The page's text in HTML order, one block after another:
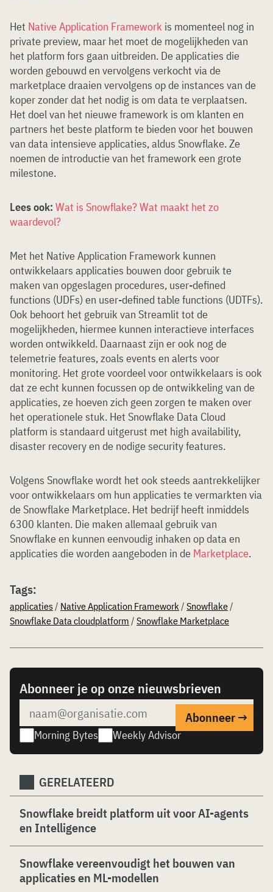
Het Native Application Framework is momenteel nog in
private preview, maar het moet de mogelijkheden van
het platform fors gaan uitbreiden. De applicaties die
worden gebouwd en vervolgens verkocht via de
marketplace draaien vervolgens op de instances van de
koper zonder dat het nodig is om data te verplaatsen.
Het doel van het nieuwe framework is om klanten en
partners het beste platform te bieden voor het bouwen
van data intensieve applicaties, aldus Snowflake. Ze
noemen de introductie van het framework een grote
milestone.
Lees ook: Wat is Snowflake? Wat maakt het zo
waardevol?
Met het Native Application Framework kunnen
ontwikkelaars applicaties bouwen door gebruik te
maken van opgeslagen procedures, user-defined
functions (UDFs) en user-defined table functions (UDTFs).
Ook behoort het gebruik van Streamlit tot de
mogelijkheden, hiermee kunnen interactieve interfaces
worden ontwikkeld. Daarnaast zijn er ook nog de
telemetrie features, zoals events en alerts voor
monitoring. Het grote voordeel voor ontwikkelaars is ook
dat ze echt kunnen focussen op de ontwikkeling van de
applicaties, ze hoeven zich geen zorgen te maken over
het operationele stuk. Het Snowflake Data Cloud
platform is standaard uitgerust met high availability,
disaster recovery en de nodige security features.
Volgens Snowflake wordt het ook steeds aantrekkelijker
voor ontwikkelaars om hun applicaties te vermarkten via
de Snowflake Marketplace. Het bedrijf heeft inmiddels
6300 klanten. Die maken allemaal gebruik van
Snowflake en kunnen eenvoudig inhaken op data en
applicaties die worden aangeboden in de Marketplace.
Tags:
applicaties/ Native Application Framework/ Snowflake/
Snowflake Data cloudplatform / Snowflake Marketplace
Abonneer je op onze nieuwsbrieven
Morning Bytes Weekly Advisor
GERELATEERD
Snowflake breidt platform uit voor AI-agents
en Intelligence
Snowflake vereenvoudigt het bouwen van
applicaties en ML-modellen